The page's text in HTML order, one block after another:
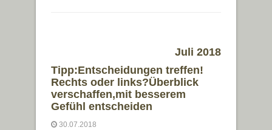
Juli 2018
Tipp:Entscheidungen treffen!
Rechts oder links?Überblick
verschaffen,mit besserem
Gefühl entscheiden
30.07.2018